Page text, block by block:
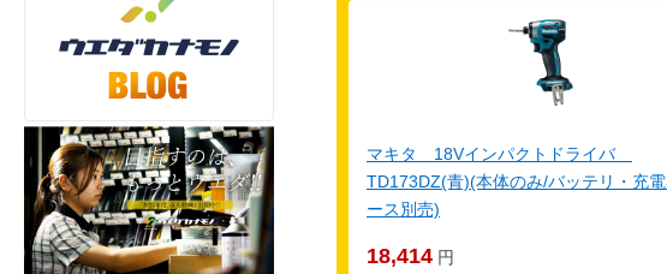
マキタ 18Vインパクトドライバ
TD173DZ(青)(本体のみ/バッテリ・充
ース別売)
18,414 円